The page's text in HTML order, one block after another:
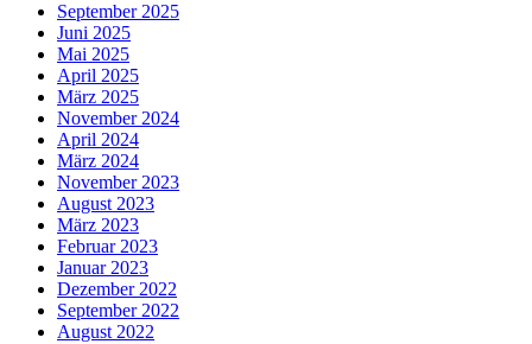
September 2025
Juni 2025
Mai 2025
April 2025
März 2025
November 2024
April 2024
März 2024
November 2023
August 2023
März 2023
Februar 2023
Januar 2023
Dezember 2022
September 2022
August 2022